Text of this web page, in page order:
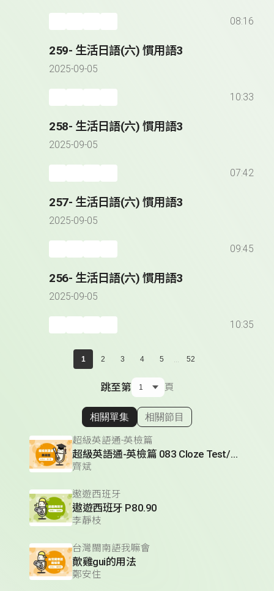
08:16
259- 生活日語(六) 慣用語3
2025-09-05
10:33
258- 生活日語(六) 慣用語3
2025-09-05
07:42
257- 生活日語(六) 慣用語3
2025-09-05
09:45
256- 生活日語(六) 慣用語3
2025-09-05
10:35
1 2 3 4 5 ... 52
跳至第 頁
顯示相關單集
相關單集 相關節目
超級英語通-英檢篇
超級英語通-英檢篇 083 Cloze Test/段落填空-13
齊斌
遨遊西班牙
遨遊西班牙 P80.90
李靜枝
台灣閩南語我嘛會
歕雞gui的用法
鄭安住